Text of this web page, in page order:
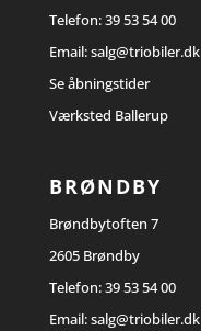
Telefon:39 53 54 00
Email:salg@triobiler.dk
Se åbningstider
Værksted Ballerup
BRØNDBY
Brøndbytoften 7
2605 Brøndby
Telefon:39 53 54 00
Email:salg@triobiler.dk